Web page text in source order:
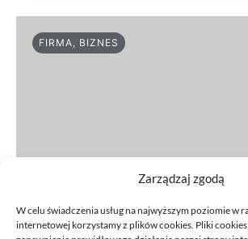
Zarządzaj zgodą
W celu świadczenia usług na najwyższym poziomie w
internetowej korzystamy z plików cookies. Pliki
FIRMA, BIZNES